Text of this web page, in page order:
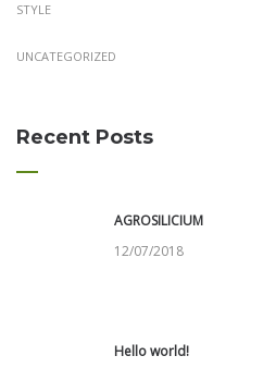
STYLE
UNCATEGORIZED
Recent Posts
AGROSILICIUM
12/07/2018
Hello world!